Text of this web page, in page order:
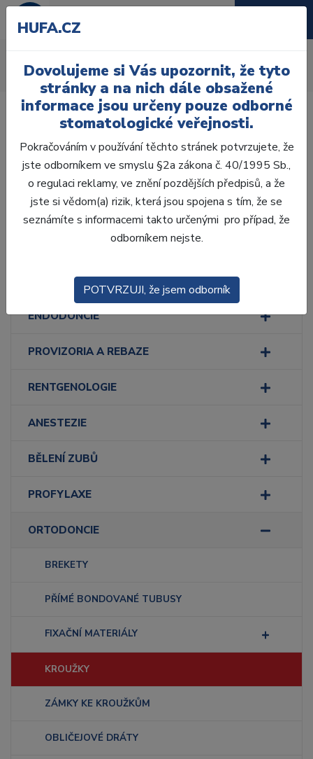
Úvod Ordinace Ortodoncie Kroužky
Laboratoř
Ordinace
ENDODONCIE
PROVIZORIA A REBAZE
RENTGENOLOGIE
ANESTEZIE
BĚLENÍ ZUBŮ
PROFYLAXE
ORTODONCIE
BREKETY
PŘÍMÉ BONDOVANÉ TUBUSY
FIXAČNÍ MATERIÁLY
KROUŽKY
ZÁMKY KE KROUŽKŮM
OBLIČEJOVÉ DRÁTY
HUFA.CZ
Dovolujeme si Vás upozornit, že tyto
stránky a na nich dále obsažené
informace jsou určeny pouze odborné
stomatologické veřejnosti.
Pokračováním v používání těchto stránek potvrzujete, že
jste odborníkem ve smyslu §2a zákona č. 40/1995 Sb.,
o regulaci reklamy, ve znění pozdějších předpisů, a že
jste si vědom(a) rizik, která jsou spojena s tím, že se
seznámíte s informacemi takto určenými pro případ, že
odborníkem nejste.
POTVRZUJI, že jsem odborník